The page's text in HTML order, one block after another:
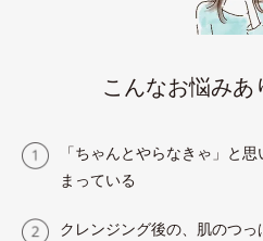
こんなお悩みあ
「ちゃんとやらなきゃ」と
まっている
クレンジング後の、肌のつっ